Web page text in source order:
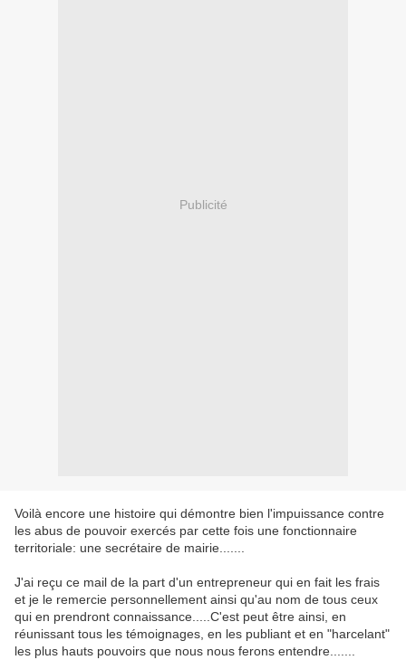
Publicité
Voilà encore une histoire qui démontre bien l'impuissance contre
les abus de pouvoir exercés par cette fois une fonctionnaire
territoriale: une secrétaire de mairie.......
J'ai reçu ce mail de la part d'un entrepreneur qui en fait les frais
et je le remercie personnellement ainsi qu'au nom de tous ceux
qui en prendront connaissance.....C'est peut être ainsi, en
réunissant tous les témoignages, en les publiant et en "harcelant"
les plus hauts pouvoirs que nous nous ferons entendre.......